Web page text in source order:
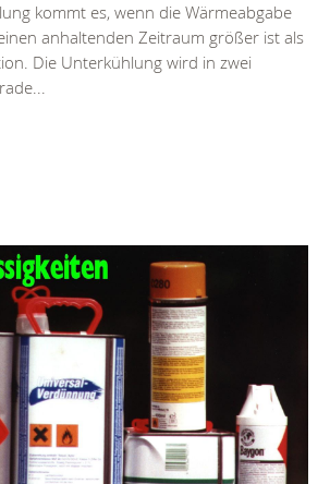
kommt es, wenn die Wärmeabgabe
anhaltenden Zeitraum größer ist als
Die Unterkühlung wird in zwei